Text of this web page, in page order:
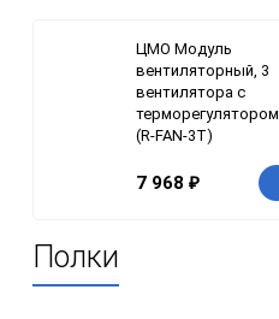
ЦМО Модуль
вентиляторный, 3
вентилятора с
терморегулятором
(R-FAN-3T)
7 968 ₽
Полки